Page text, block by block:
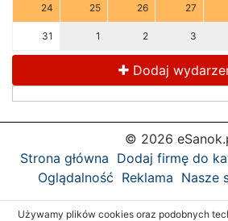
24 25 26 27
31 1 2 3
Dodaj
© 2026
Strona główna Dodaj firmę do
Oglądalność Reklama Nasze
Używamy plików cookies oraz podobnych